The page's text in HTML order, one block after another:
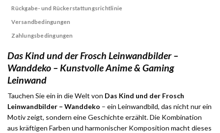
Rückgabe- und Rückerstattungsrichtlinie
Versandbedingungen
Zahlungsbedingungen
Das Kind und der Frosch Leinwandbilder –
Wanddeko – Kunstvolle Anime & Gaming
Leinwand
Tauchen Sie ein in die Welt von Das Kind und der Frosch
Leinwandbilder – Wanddeko – ein Leinwandbild, das nicht nur ein
Motiv zeigt, sondern eine Geschichte erzählt. Die Kombination
aus kräftigen Farben und harmonischer Komposition macht dieses